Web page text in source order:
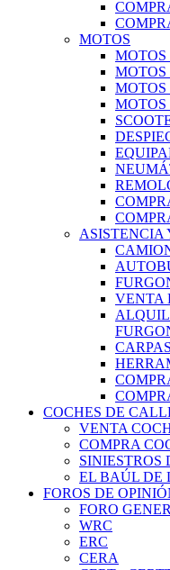
MOTOS
MOTOS
MOTOS
MOTOS
ASISTENCIA
VENTA
CARPAS
COCHES DE
VENTA
COMPRA
SINIESTROS
EL BAÚL DE
FOROS DE
FORO
WRC
ERC
CERA